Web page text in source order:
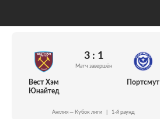
Вест Хэм
Юнайтед
3 : 1
Матч завершён
Портсмут
Англия — Кубок лиги 1-й раунд